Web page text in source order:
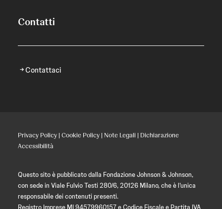
Contatti
Contattaci
Privacy Policy | Cookie Policy | Note Legali | Dichiarazione
Accessibilità
Questo sito è pubblicato dalla Fondazione Johnson & Johnson,
con sede in Viale Fulvio Testi 280/6, 20126 Milano, che è l’unica
responsabile dei contenuti presenti.
Registro Imprese MI 94579960157 e Codice Fiscale e Partita IVA